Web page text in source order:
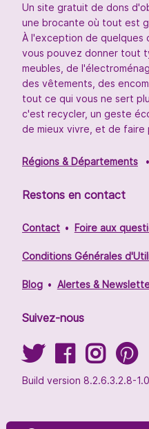
Un site gratuit de dons
une brocante où tout est
À l'exception de quelques
vous pouvez donner tout
meubles, de
des vêtements, des
tout ce qui vous ne sert
c'est recycler, un geste
de mieux vivre, et de faire
Régions & Départements
Restons en contact
Contact Foire aux
Conditions Générales
Blog Alertes &
Suivez-nous
Build version 8.2.6.3.2.8-